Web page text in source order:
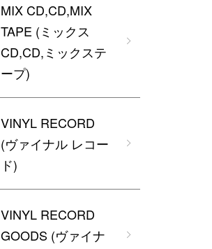
MIX CD,CD,MIX
TAPE (ミックス
CD,CD,ミックステ
ープ)
VINYL RECORD
(ヴァイナル レコー
ド)
VINYL RECORD
GOODS (ヴァイナ